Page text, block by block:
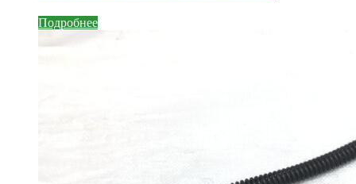
Подробнее